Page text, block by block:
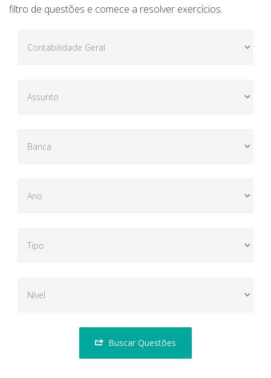
filtro de questões e comece a resolver exercícios.
Buscar Questões